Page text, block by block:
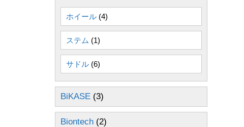
ホイール (4)
ステム (1)
サドル (6)
BiKASE (3)
Biontech (2)